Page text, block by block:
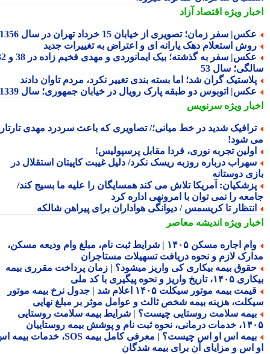
ویژهاقتصاد آزاد
سفر زمان؛ تصویری از خیابان 15 خرداد تهران در سال 1356
استعلام دهک یارانه ای و اعتراض به تغییرات جدید
عکس| سفر به گذشته؛ بیک ایمانوردی و مهدی فخیم زاده در 38 و 32
سال 53
گران شد؛ اما بسته بندی تغییر نکرد، مردم تاوان دادند
اتوبوس دو طبقه پارک رویال در خیابان جمهوری؛ سال 1339
ویژهسرنویس
شدید در خط میانی؛/ تصاویری که باعث سردرد مهدی تارتار
شود!
تجربه نوری، فردا مقابل پرسپولیس!
درباره روزبه ریسک نکرد/ دلیل غیبت کاپیتان استقلال در
دوستانه
آمریکا تلاش می کند همسایگان را علیه ما بسیج کند/
را نمی توان با امرونهی اداره کرد
تا کریسمس / دیوانگی هواداران برای پیراهن شالکه
ویژهاندیشه معاصر
وام اجاره مسکن ۱۴۰۵ | شرایط ثبت نام، مبلغ وام ودیعه مسکن،
لازم و نحوه دریافت تسهیلات مستاجران
بیمه بیکاری کی واریز میشود؟ | زمان پرداخت مقرری بیمه
واریز و نحوه پیگیری با کد ملی
قیمت بیمه موتور سیکلت ۱۴۰۵ اعلام شد | جدول نرخ بیمه موتور
هزینه بیمه شخص ثالث و عوامل موثر بر مبلغ نهایی
سلامت روستایی چیست؟ | شرایط بیمه سلامت روستایی
نام و پوشش بیمه روستاییان
بیمه اس او اس چیست؟ | معرفی کامل بیمه SOS، خدمات بیمه اس
اس و مزایای آن برای بیمه شدگان